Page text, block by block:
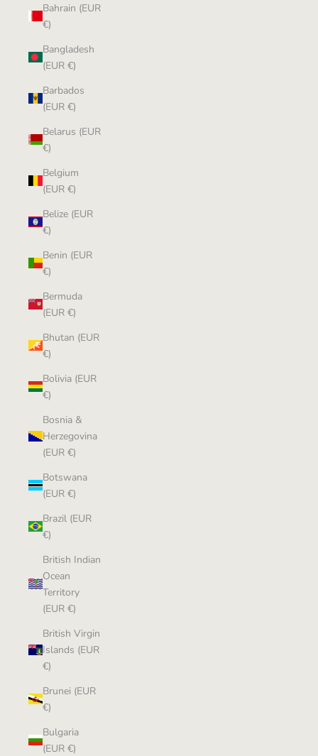
Bahrain (EUR
€)
Bangladesh
(EUR €)
Barbados
(EUR €)
Belarus (EUR
€)
Belgium
(EUR €)
Belize (EUR
€)
Benin (EUR
€)
Bermuda
(EUR €)
Bhutan (EUR
€)
Bolivia (EUR
€)
Bosnia &
Herzegovina
(EUR €)
Botswana
(EUR €)
Brazil (EUR
€)
British Indian
Ocean
Territory
(EUR €)
British Virgin
Islands (EUR
€)
Brunei (EUR
€)
Bulgaria
(EUR €)